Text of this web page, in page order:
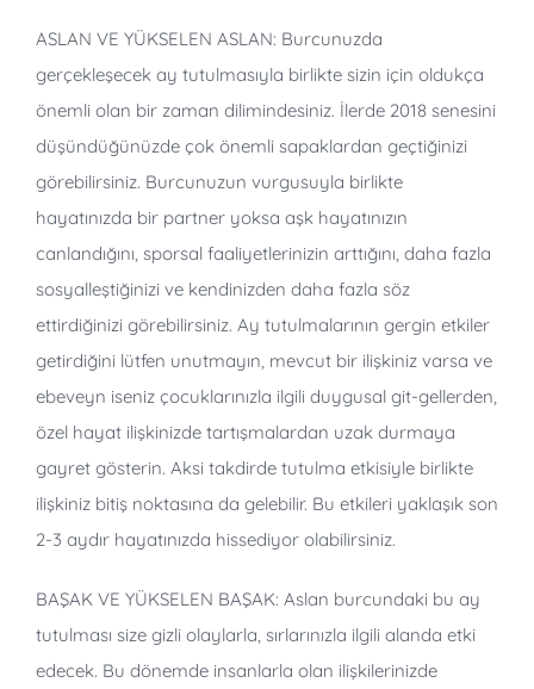
ASLAN VE YÜKSELEN ASLAN: Burcunuzda
gerçekleşecek ay tutulmasıyla birlikte sizin için oldukça
önemli olan bir zaman dilimindesiniz. İlerde 2018 senesini
düşündüğünüzde çok önemli sapaklardan geçtiğinizi
görebilirsiniz. Burcunuzun vurgusuyla birlikte
hayatınızda bir partner yoksa aşk hayatınızın
canlandığını, sporsal faaliyetlerinizin arttığını, daha fazla
sosyalleştiğinizi ve kendinizden daha fazla söz
ettirdiğinizi görebilirsiniz. Ay tutulmalarının gergin etkiler
getirdiğini lütfen unutmayın, mevcut bir ilişkiniz varsa ve
ebeveyn iseniz çocuklarınızla ilgili duygusal git-gellerden,
özel hayat ilişkinizde tartışmalardan uzak durmaya
gayret gösterin. Aksi takdirde tutulma etkisiyle birlikte
ilişkiniz bitiş noktasına da gelebilir. Bu etkileri yaklaşık son
2-3 aydır hayatınızda hissediyor olabilirsiniz.
BAŞAK VE YÜKSELEN BAŞAK: Aslan burcundaki bu ay
tutulması size gizli olaylarla, sırlarınızla ilgili alanda etki
edecek. Bu dönemde insanlarla olan ilişkilerinizde